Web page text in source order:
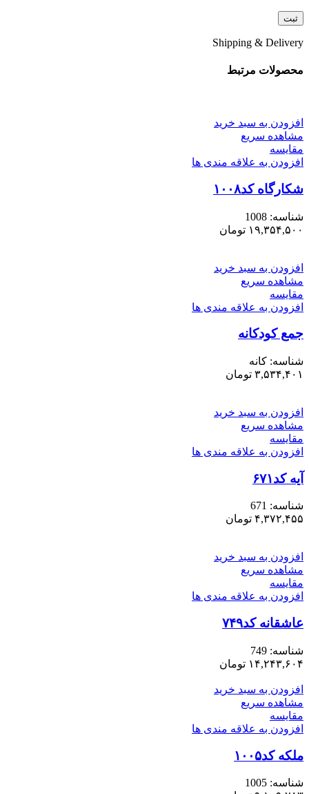
Shipping & Delivery
محصولات مرتبط
افزودن به سبد خرید
مشاهده سریع
مقایسه
افزودن به علاقه مندی ها
شکارگاه کد۱۰۰۸
شناسه: 1008
۱۹,۳۵۴,۵۰۰ تومان
افزودن به سبد خرید
مشاهده سریع
مقایسه
افزودن به علاقه مندی ها
جمع کودکانه
شناسه: کانه
۳,۵۳۴,۴۰۱ تومان
افزودن به سبد خرید
مشاهده سریع
مقایسه
افزودن به علاقه مندی ها
آیه کد۶۷۱
شناسه: 671
۴,۳۷۲,۴۵۵ تومان
افزودن به سبد خرید
مشاهده سریع
مقایسه
افزودن به علاقه مندی ها
عاشقانه کد۷۴۹
شناسه: 749
۱۴,۲۴۳,۶۰۴ تومان
افزودن به سبد خرید
مشاهده سریع
مقایسه
افزودن به علاقه مندی ها
ملکه کد۱۰۰۵
شناسه: 1005